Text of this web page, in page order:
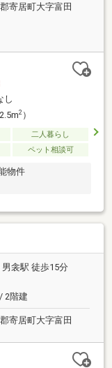
寄居町大字富田
し
2）
二人暮らし
ペット相談可
物件
衾駅 徒歩15分
2階建
寄居町大字富田